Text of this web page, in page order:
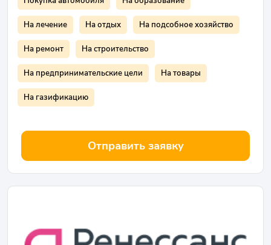
На лечение На отдых На подсобное хозяйство
На ремонт На строительство
На предпринимательские цели На товары
На газификацию
Отправить заявку